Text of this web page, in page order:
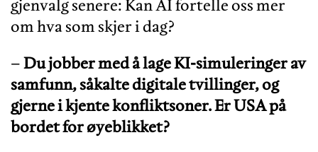
gjenvalg senere: Kan AI fortelle oss mer
om hva som skjer i dag?
–Du jobber med å lage KI-simuleringer av
samfunn, såkalte digitale tvillinger, og
gjerne i kjente konfliktsoner. Er USA på
bordet for øyeblikket?